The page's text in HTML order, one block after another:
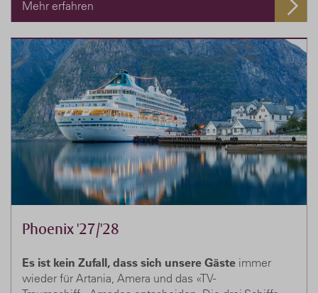
Mehr erfahren
Phoenix '27/'28
Es ist kein Zufall, dass sich unsere Gäste immer
wieder für Artania, Amera und das «TV-